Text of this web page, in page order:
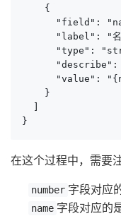
    {
"field":
"label": "名
"type":
"describe":
"value":
    }
  ]
}
在这个过程中，需要
number 字段对应
name 字段对应的